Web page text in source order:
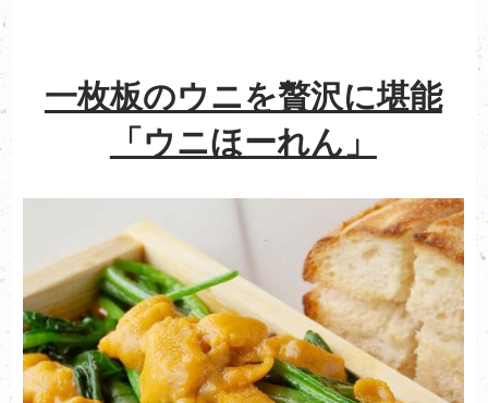
一枚板のウニを贅沢に堪能
「ウニほーれん」